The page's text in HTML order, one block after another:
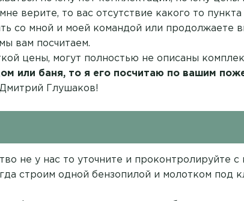
верите, то вас отсутствие какого то
со мной и моей командой или продолжаете
вам посчитаем.
цены, могут полностью не описаны
или баня, то я его посчитаю по вашим
Глушаков!
не у нас то уточните и проконтролируйте
строим одной бензопилой и молотком под